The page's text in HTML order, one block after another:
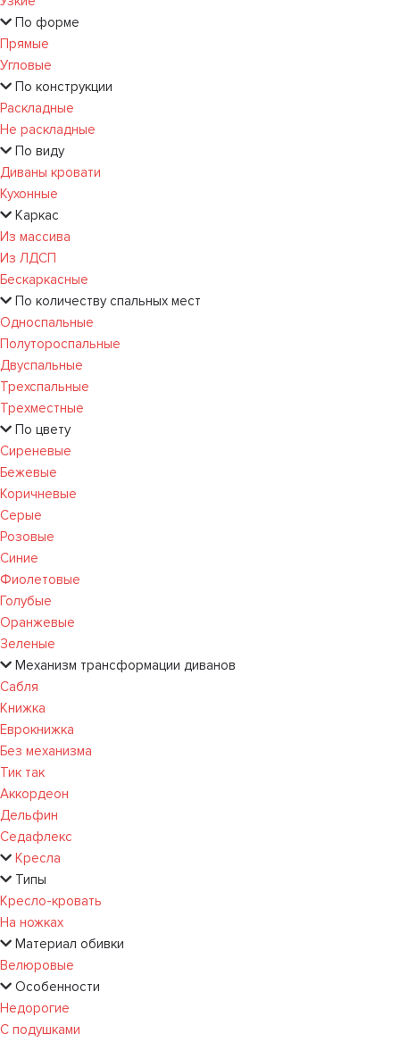
По форме
Прямые
Угловые
По конструкции
Раскладные
Не раскладные
По виду
Диваны кровати
Кухонные
Каркас
Из массива
Из ЛДСП
Бескаркасные
По количеству спальных мест
Односпальные
Полутороспальные
Двуспальные
Трехспальные
Трехместные
По цвету
Сиреневые
Бежевые
Коричневые
Серые
Розовые
Синие
Фиолетовые
Голубые
Оранжевые
Зеленые
Механизм трансформации диванов
Сабля
Книжка
Еврокнижка
Без механизма
Тик так
Аккордеон
Дельфин
Седафлекс
Кресла
Типы
Кресло-кровать
На ножках
Материал обивки
Велюровые
Особенности
Недорогие
С подушками